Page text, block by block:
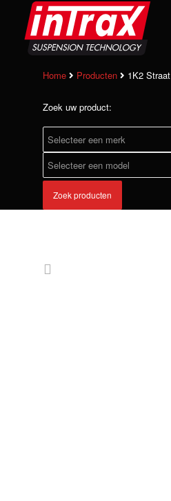
Home Producten 1K2 Straat
Zoek uw product:
Zoek producten